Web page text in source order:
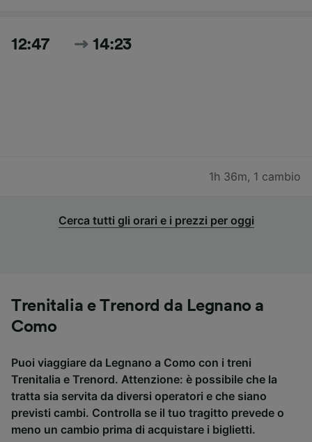
12:47 14:23
1h 36m, 1 cambio
Cerca tutti gli orari e i prezzi per oggi
Trenitalia e Trenord da Legnano a
Como
Puoi viaggiare da Legnano a Como con i treni
Trenitalia e Trenord. Attenzione: è possibile che la
tratta sia servita da diversi operatori e che siano
previsti cambi. Controlla se il tuo tragitto prevede o
meno un cambio prima di acquistare i biglietti.